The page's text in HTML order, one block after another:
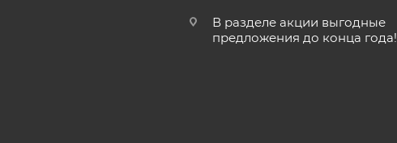
В разделе акции выгодные
предложения до конца года!